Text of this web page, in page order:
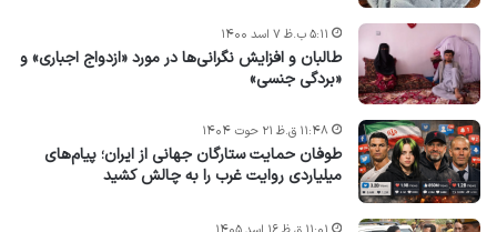
طالبان و افزایش نگرانی‌ها در مورد «ازدواج اجباری» و
«بردگی جنسی»
۵:۱۱ ب.ظ ۷ اسد ۱۴۰۰
طوفان حمایت ستارگان جهانی از ایران؛ پیام‌های
میلیاردی روایت غرب را به چالش کشید
۱۱:۴۸ ق.ظ ۲۱ حوت ۱۴۰۴